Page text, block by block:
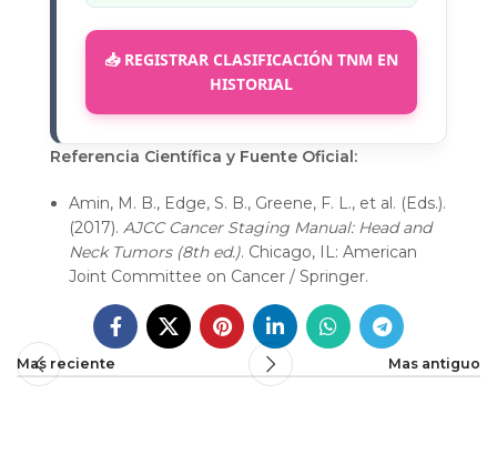
📥 REGISTRAR CLASIFICACIÓN TNM EN
HISTORIAL
Referencia Científica y Fuente Oficial:
Amin, M. B., Edge, S. B., Greene, F. L., et al. (Eds.).
(2017). AJCC Cancer Staging Manual: Head and
Neck Tumors (8th ed.). Chicago, IL: American
Joint Committee on Cancer / Springer.
Mas reciente Mas antiguo